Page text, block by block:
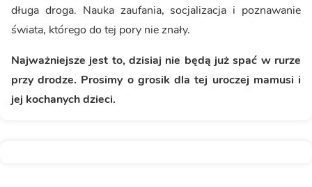
długa droga. Nauka zaufania, socjalizacja i poznawanie
świata, którego do tej pory nie znały.
Najważniejsze jest to, dzisiaj nie będą już spać w rurze
przy drodze. Prosimy o grosik dla tej uroczej mamusi i
jej kochanych dzieci.